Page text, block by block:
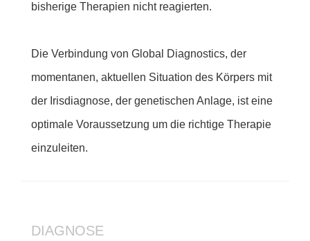
bisherige Therapien nicht reagierten.
Die Verbindung von Global Diagnostics, der
momentanen, aktuellen Situation des Körpers mit
der Irisdiagnose, der genetischen Anlage, ist eine
optimale Voraussetzung um die richtige Therapie
einzuleiten.
DIAGNOSE